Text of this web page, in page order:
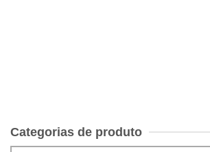
Categorias de produto